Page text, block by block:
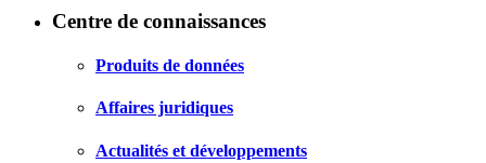
Centre de connaissances
Produits de données
Affaires juridiques
Actualités et développements